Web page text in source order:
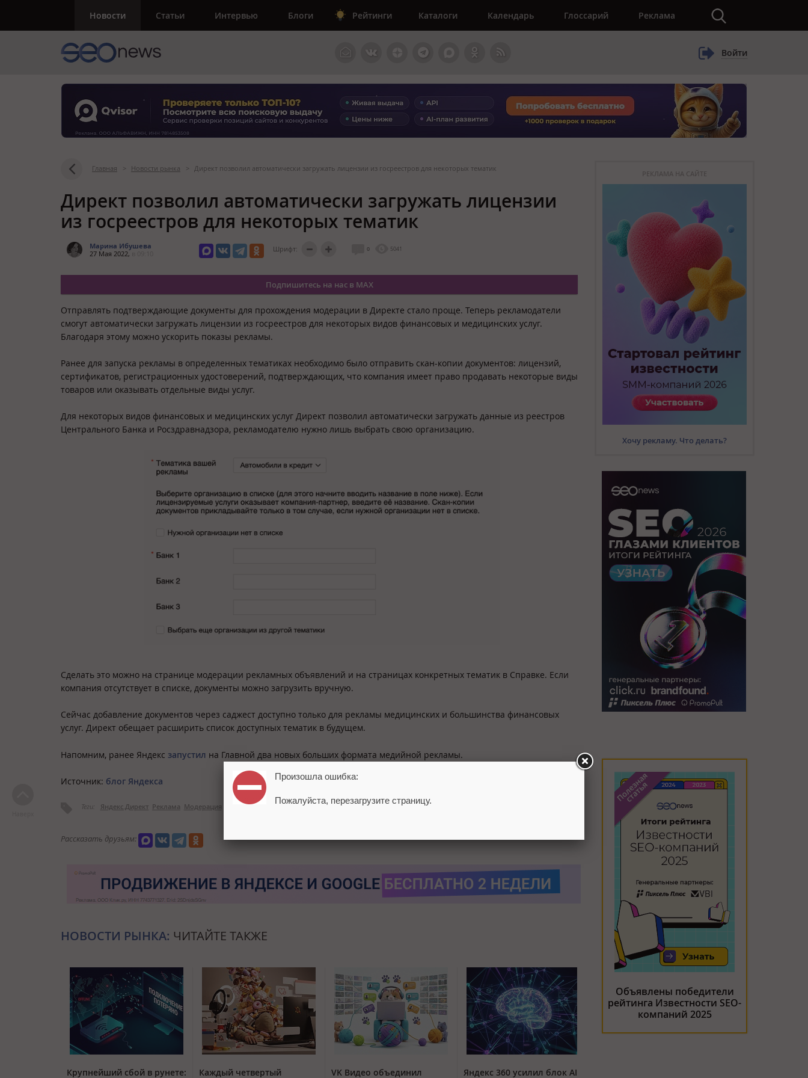
Новости Статьи Интервью Блоги Рейтинги Каталоги Календарь Глоссарий Реклама
Войти
Главная > Новости рынка > Директ позволил автоматически загружать лицензии из госреестров для некоторых тематик
Директ позволил автоматически загружать лицензии
из госреестров для некоторых тематик
Марина Ибушева
27 Мая 2022,
Шрифт: 0 5041
Подпишитесь на нас в MAX
Отправлять подтверждающие документы для прохождения модерации в Директе стало проще. Теперь рекламодатели
смогут автоматически загружать лицензии из госреестров для некоторых видов финансовых и медицинских услуг.
Благодаря этому можно ускорить показы рекламы.
Ранее для запуска рекламы в определенных тематиках необходимо было отправить скан-копии документов: лицензий,
сертификатов, регистрационных удостоверений, подтверждающих, что компания имеет право продавать некоторые виды
товаров или оказывать отдельные виды услуг.
Для некоторых видов финансовых и медицинских услуг Директ позволил автоматически загружать данные из реестров
Центрального Банка и Росздравнадзора, рекламодателю нужно лишь выбрать свою организацию.
Сделать это можно на странице модерации рекламных объявлений и на страницах конкретных тематик в Справке. Если
компания отсутствует в списке, документы можно загрузить вручную.
Сейчас добавление документов через саджест доступно только для рекламы медицинских и большинства финансовых
услуг. Директ обещает расширить список доступных тематик в будущем.
Напомним, ранее Яндекс запустил на Главной два новых больших формата медийной рекламы.
Источник: блог Яндекса
Теги: Яндекс.Директ Реклама Модерация
Рассказать друзьям:
НОВОСТИ РЫНКА: ЧИТАЙТЕ ТАКЖЕ
Крупнейший сбой в рунете:
Каждый четвертый
VK Видео объединил
Яндекс 360 усилил блок AI
РЕКЛАМА НА САЙТЕ
Хочу рекламу. Что делать?
Объявлены победители
рейтинга Известности SEO-
компаний 2025
Произошла ошибка:
Пожалуйста, перезагрузите страницу.